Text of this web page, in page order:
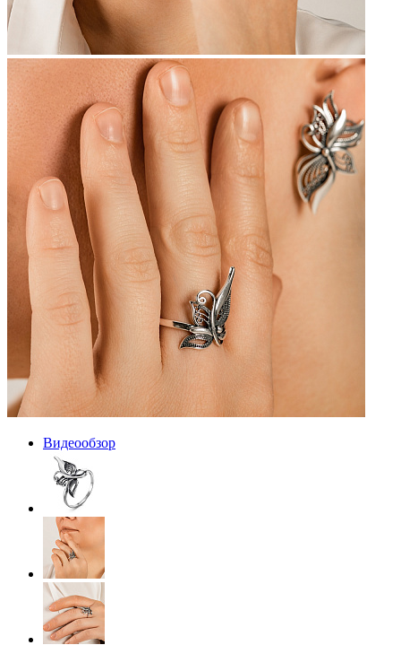
Видеообзор